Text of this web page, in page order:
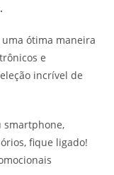
uma ótima maneira
e
incrível de
smartphone,
fique ligado!